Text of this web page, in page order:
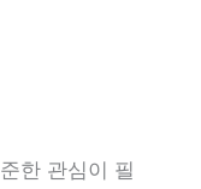
한 관심이 필